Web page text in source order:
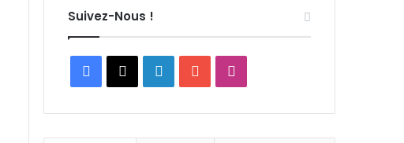
Suivez-Nous !
Facebook
X LinkedinYouTube